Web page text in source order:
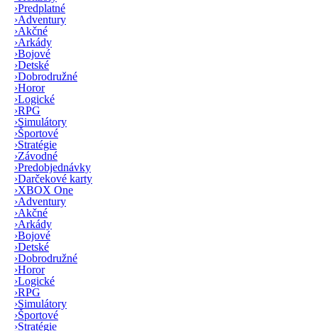
›Predplatné
›Adventury
›Akčné
›Arkády
›Bojové
›Detské
›Dobrodružné
›Horor
›Logické
›RPG
›Simulátory
›Športové
›Stratégie
›Závodné
›Predobjednávky
›Darčekové karty
›XBOX One
›Adventury
›Akčné
›Arkády
›Bojové
›Detské
›Dobrodružné
›Horor
›Logické
›RPG
›Simulátory
›Športové
›Stratégie